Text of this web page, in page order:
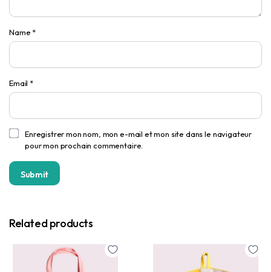
Name *
Email *
Enregistrer mon nom, mon e-mail et mon site dans le navigateur
pour mon prochain commentaire.
Related products